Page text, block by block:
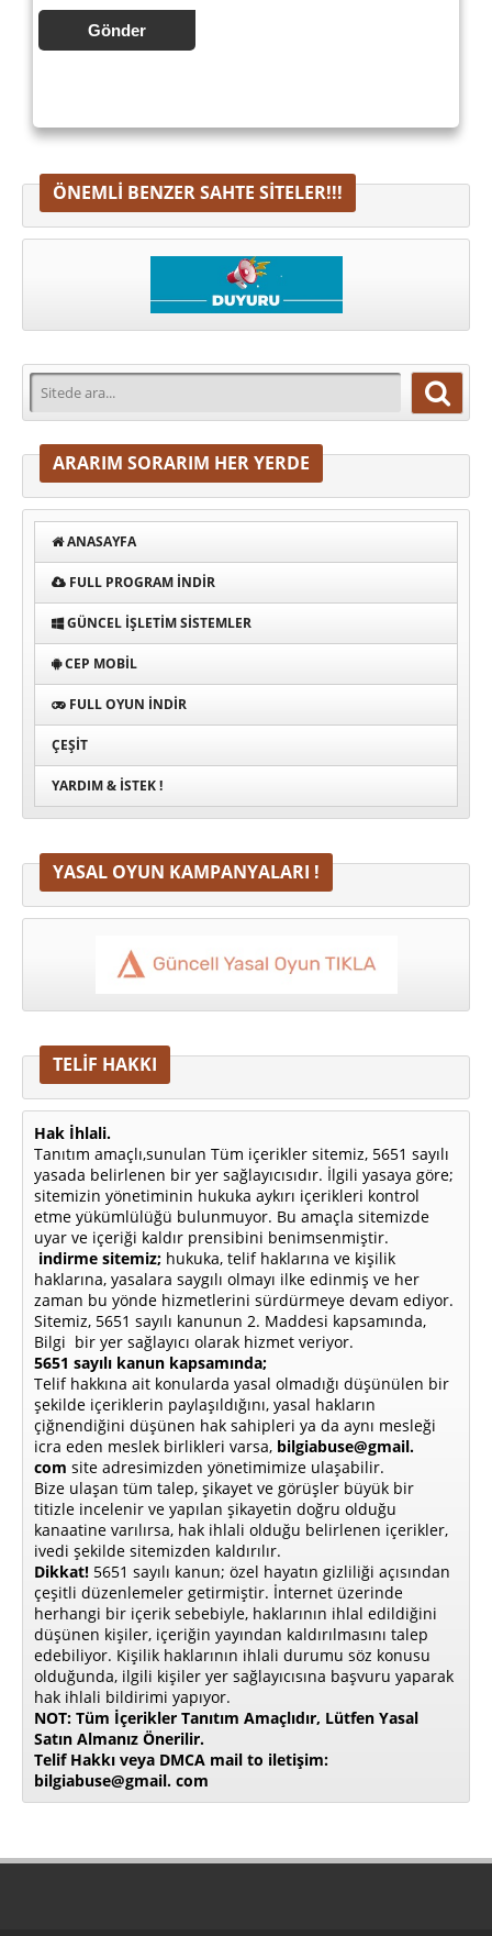
Gönder
ÖNEMLI BENZER SAHTE SITELER!!!
ARARIM SORARIM HER YERDE
ANASAYFA
FULL PROGRAM INDIR
GÜNCEL İŞLETIM SISTEMLER
CEP MOBIL
FULL OYUN İNDIR
ÇEŞIT
YARDIM & İSTEK !
YASAL OYUN KAMPANYALARI !
TELİF HAKKI
Hak İhlali.
Tanıtım amaçlı,sunulan Tüm içerikler sitemiz, 5651 sayılı
yasada belirlenen bir yer sağlayıcısıdır. İlgili yasaya göre;
sitemizin yönetiminin hukuka aykırı içerikleri kontrol
etme yükümlülüğü bulunmuyor. Bu amaçla sitemizde
uyar ve içeriği kaldır prensibini benimsenmiştir.
indirme sitemiz; hukuka, telif haklarına ve kişilik
haklarına, yasalara saygılı olmayı ilke edinmiş ve her
zaman bu yönde hizmetlerini sürdürmeye devam ediyor.
Sitemiz, 5651 sayılı kanunun 2. Maddesi kapsamında,
Bilgi bir yer sağlayıcı olarak hizmet veriyor.
5651 sayılı kanun kapsamında;
Telif hakkına ait konularda yasal olmadığı düşünülen bir
şekilde içeriklerin paylaşıldığını, yasal hakların
çiğnendiğini düşünen hak sahipleri ya da aynı mesleği
icra eden meslek birlikleri varsa, bilgiabuse@gmail.
com site adresimizden yönetimimize ulaşabilir.
Bize ulaşan tüm talep, şikayet ve görüşler büyük bir
titizle incelenir ve yapılan şikayetin doğru olduğu
kanaatine varılırsa, hak ihlali olduğu belirlenen içerikler,
ivedi şekilde sitemizden kaldırılır.
Dikkat! 5651 sayılı kanun; özel hayatın gizliliği açısından
çeşitli düzenlemeler getirmiştir. İnternet üzerinde
herhangi bir içerik sebebiyle, haklarının ihlal edildiğini
düşünen kişiler, içeriğin yayından kaldırılmasını talep
edebiliyor. Kişilik haklarının ihlali durumu söz konusu
olduğunda, ilgili kişiler yer sağlayıcısına başvuru yaparak
hak ihlali bildirimi yapıyor.
NOT: Tüm İçerikler Tanıtım Amaçlıdır, Lütfen Yasal
Satın Almanız Önerilir.
Telif Hakkı veya DMCA mail to iletişim:
bilgiabuse@gmail. com